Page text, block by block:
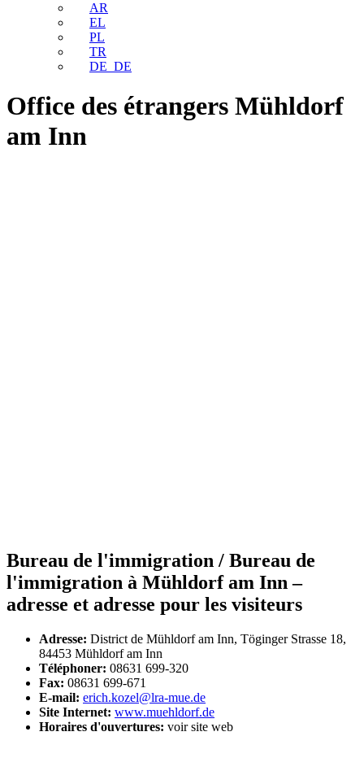
AR
EL
PL
TR
DE_DE
Office des étrangers Mühldorf
am Inn
Bureau de l'immigration / Bureau de
l'immigration à Mühldorf am Inn –
adresse et adresse pour les visiteurs
Adresse: District de Mühldorf am Inn, Töginger Strasse 18,
84453 Mühldorf am Inn
Téléphoner: 08631 699-320
Fax: 08631 699-671
E-mail: erich.kozel@lra-mue.de
Site Internet: www.muehldorf.de
Horaires d'ouvertures: voir site web